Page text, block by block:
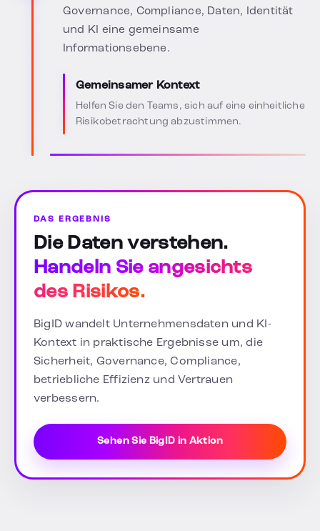
Governance, Compliance, Daten, Identität
und KI eine gemeinsame
Informationsebene.
Gemeinsamer Kontext
Helfen Sie den Teams, sich auf eine einheitliche
Risikobetrachtung abzustimmen.
DAS ERGEBNIS
Die Daten verstehen.
Handeln Sie angesichts
des Risikos.
BigID wandelt Unternehmensdaten und KI-
Kontext in praktische Ergebnisse um, die
Sicherheit, Governance, Compliance,
betriebliche Effizienz und Vertrauen
verbessern.
Sehen Sie BigID in Aktion